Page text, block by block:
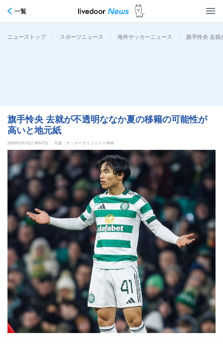
一覧
ニューストップ > スポーツニュース > 海外サッカーニュース > 旗手怜央 去就
旗手怜央 去就が不透明ななか夏の移籍の可能性が
高いと地元紙
2026年5月12日 6時47分 写真：サッカーダイジェストWeb